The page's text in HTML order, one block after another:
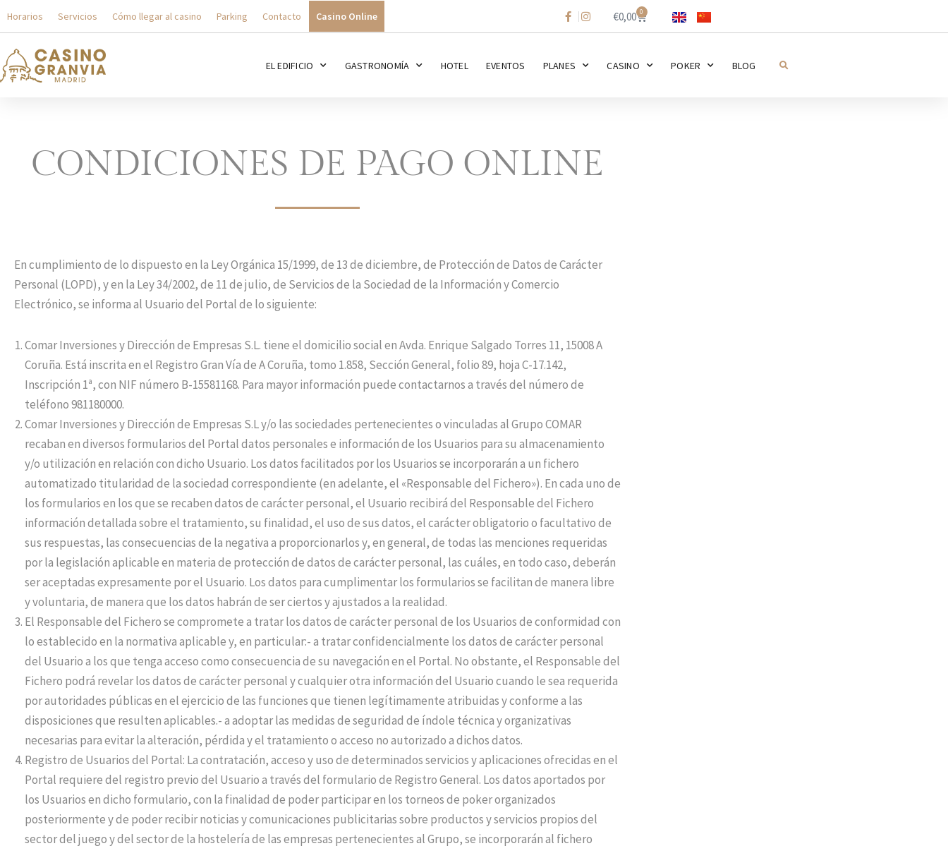
al
contenido
Horarios Servicios Cómo llegar al casino Parking Contacto Casino Online €0,00 0
EL EDIFICIO GASTRONOMÍA HOTEL EVENTOS PLANES CASINO POKER BLOG
CONDICIONES DE PAGO ONLINE
En cumplimiento de lo dispuesto en la Ley Orgánica 15/1999, de 13 de diciembre, de Protección de Datos de Carácter
Personal (LOPD), y en la Ley 34/2002, de 11 de julio, de Servicios de la Sociedad de la Información y Comercio
Electrónico, se informa al Usuario del Portal de lo siguiente:
Comar Inversiones y Dirección de Empresas S.L. tiene el domicilio social en Avda. Enrique Salgado Torres 11, 15008 A
Coruña. Está inscrita en el Registro Gran Vía de A Coruña, tomo 1.858, Sección General, folio 89, hoja C-17.142,
Inscripción 1ª, con NIF número B-15581168. Para mayor información puede contactarnos a través del número de
teléfono 981180000.
Comar Inversiones y Dirección de Empresas S.L y/o las sociedades pertenecientes o vinculadas al Grupo COMAR
recaban en diversos formularios del Portal datos personales e información de los Usuarios para su almacenamiento
y/o utilización en relación con dicho Usuario. Los datos facilitados por los Usuarios se incorporarán a un fichero
automatizado titularidad de la sociedad correspondiente (en adelante, el «Responsable del Fichero»). En cada uno de
los formularios en los que se recaben datos de carácter personal, el Usuario recibirá del Responsable del Fichero
información detallada sobre el tratamiento, su finalidad, el uso de sus datos, el carácter obligatorio o facultativo de
sus respuestas, las consecuencias de la negativa a proporcionarlos y, en general, de todas las menciones requeridas
por la legislación aplicable en materia de protección de datos de carácter personal, las cuáles, en todo caso, deberán
ser aceptadas expresamente por el Usuario. Los datos para cumplimentar los formularios se facilitan de manera libre
y voluntaria, de manera que los datos habrán de ser ciertos y ajustados a la realidad.
El Responsable del Fichero se compromete a tratar los datos de carácter personal de los Usuarios de conformidad con
lo establecido en la normativa aplicable y, en particular:- a tratar confidencialmente los datos de carácter personal
del Usuario a los que tenga acceso como consecuencia de su navegación en el Portal. No obstante, el Responsable del
Fichero podrá revelar los datos de carácter personal y cualquier otra información del Usuario cuando le sea requerida
por autoridades públicas en el ejercicio de las funciones que tienen legítimamente atribuidas y conforme a las
disposiciones que resulten aplicables.- a adoptar las medidas de seguridad de índole técnica y organizativas
necesarias para evitar la alteración, pérdida y el tratamiento o acceso no autorizado a dichos datos.
Registro de Usuarios del Portal: La contratación, acceso y uso de determinados servicios y aplicaciones ofrecidas en el
Portal requiere del registro previo del Usuario a través del formulario de Registro General. Los datos aportados por
los Usuarios en dicho formulario, con la finalidad de poder participar en los torneos de poker organizados
posteriormente y de poder recibir noticias y comunicaciones publicitarias sobre productos y servicios propios del
sector del juego y del sector de la hostelería de las empresas pertenecientes al Grupo, se incorporarán al fichero